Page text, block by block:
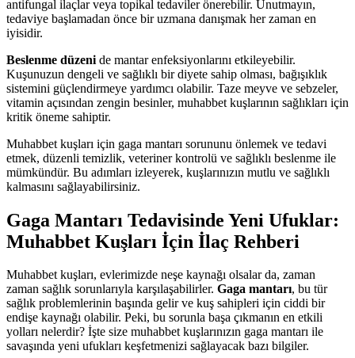
antifungal ilaçlar veya topikal tedaviler önerebilir. Unutmayın,
tedaviye başlamadan önce bir uzmana danışmak her zaman en
iyisidir.
Beslenme düzeni de mantar enfeksiyonlarını etkileyebilir.
Kuşunuzun dengeli ve sağlıklı bir diyete sahip olması, bağışıklık
sistemini güçlendirmeye yardımcı olabilir. Taze meyve ve sebzeler,
vitamin açısından zengin besinler, muhabbet kuşlarının sağlıkları için
kritik öneme sahiptir.
Muhabbet kuşları için gaga mantarı sorununu önlemek ve tedavi
etmek, düzenli temizlik, veteriner kontrolü ve sağlıklı beslenme ile
mümkündür. Bu adımları izleyerek, kuşlarınızın mutlu ve sağlıklı
kalmasını sağlayabilirsiniz.
Gaga Mantarı Tedavisinde Yeni Ufuklar:
Muhabbet Kuşları İçin İlaç Rehberi
Muhabbet kuşları, evlerimizde neşe kaynağı olsalar da, zaman
zaman sağlık sorunlarıyla karşılaşabilirler. Gaga mantarı, bu tür
sağlık problemlerinin başında gelir ve kuş sahipleri için ciddi bir
endişe kaynağı olabilir. Peki, bu sorunla başa çıkmanın en etkili
yolları nelerdir? İşte size muhabbet kuşlarınızın gaga mantarı ile
savaşında yeni ufukları keşfetmenizi sağlayacak bazı bilgiler.